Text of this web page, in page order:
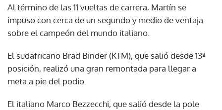
Al término de las 11 vueltas de carrera, Martín se
impuso con cerca de un segundo y medio de ventaja
sobre el campeón del mundo italiano.
El sudafricano Brad Binder (KTM), que salió desde 13ª
posición, realizó una gran remontada para llegar a
meta a pie del podio.
El italiano Marco Bezzecchi, que salió desde la pole